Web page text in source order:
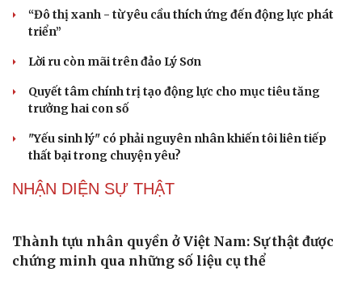
“Đô thị xanh - từ yêu cầu thích ứng đến động lực phát
triển”
Lời ru còn mãi trên đảo Lý Sơn
Quyết tâm chính trị tạo động lực cho mục tiêu tăng
trưởng hai con số
"Yếu sinh lý" có phải nguyên nhân khiến tôi liên tiếp
thất bại trong chuyện yêu?
NHẬN DIỆN SỰ THẬT
Thành tựu nhân quyền ở Việt Nam: Sự thật được
chứng minh qua những số liệu cụ thể